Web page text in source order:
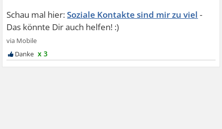
Soziale Kontakte sind mir zu viel
x 3